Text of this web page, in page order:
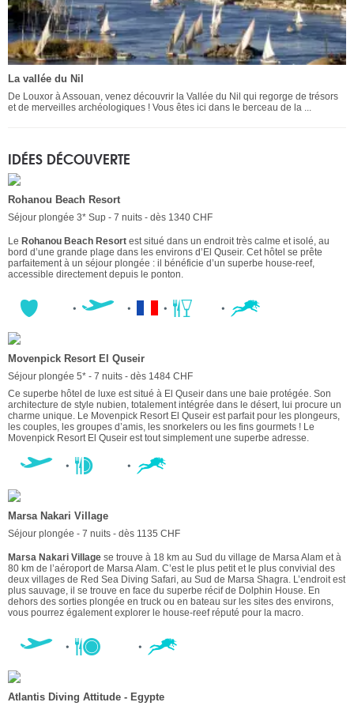
La vallée du Nil
De Louxor à Assouan, venez découvrir la Vallée du Nil qui regorge de trésors
et de merveilles archéologiques ! Vous êtes ici dans le berceau de la ...
IDÉES DÉCOUVERTE
Rohanou Beach Resort
Séjour plongée 3* Sup - 7 nuits - dès 1340 CHF
Le Rohanou Beach Resort est situé dans un endroit très calme et isolé, au
bord d’une grande plage dans les environs d’El Quseir. Cet hôtel se prête
parfaitement à un séjour plongée : il bénéficie d’un superbe house-reef,
accessible directement depuis le ponton.
Movenpick Resort El Quseir
Séjour plongée 5* - 7 nuits - dès 1484 CHF
Ce superbe hôtel de luxe est situé à El Quseir dans une baie protégée. Son
architecture de style nubien, totalement intégrée dans le désert, lui procure un
charme unique. Le Movenpick Resort El Quseir est parfait pour les plongeurs,
les couples, les groupes d’amis, les snorkelers ou les fins gourmets ! Le
Movenpick Resort El Quseir est tout simplement une superbe adresse.
Marsa Nakari Village
Séjour plongée - 7 nuits - dès 1135 CHF
Marsa Nakari Village se trouve à 18 km au Sud du village de Marsa Alam et à
80 km de l’aéroport de Marsa Alam. C’est le plus petit et le plus convivial des
deux villages de Red Sea Diving Safari, au Sud de Marsa Shagra. L’endroit est
plus sauvage, il se trouve en face du superbe récif de Dolphin House. En
dehors des sorties plongée en truck ou en bateau sur les sites des environs,
vous pourrez également explorer le house-reef réputé pour la macro.
Atlantis Diving Attitude - Egypte